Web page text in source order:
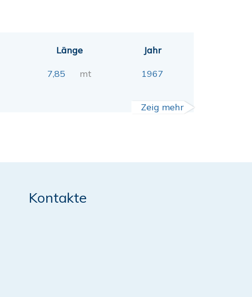
Länge
7,85 mt
Jahr
1967
Zeig mehr
Kontakte